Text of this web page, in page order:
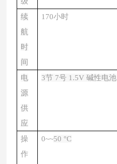
续
航
时
间
170小时
电
源
供
应
3节 7号 1.5V 碱性电池
操
作
0~~50 °C